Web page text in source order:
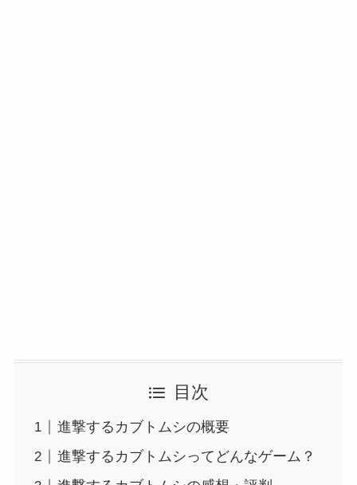
目次
進撃するカブトムシの概要
進撃するカブトムシってどんなゲーム？